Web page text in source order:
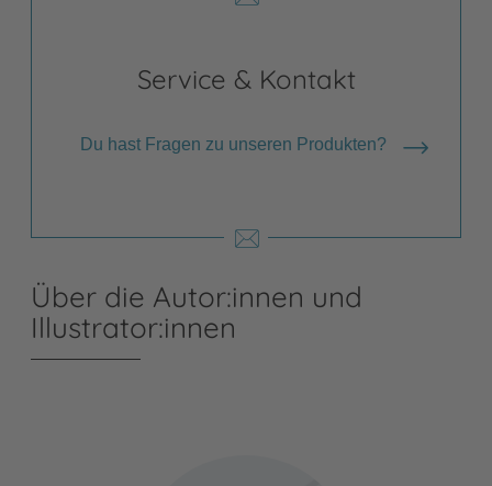
Service & Kontakt
Du hast Fragen zu unseren Produkten?
Über die Autor:innen und
Illustrator:innen